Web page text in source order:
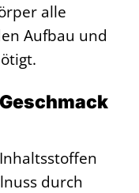
alle
Aufbau und
durch